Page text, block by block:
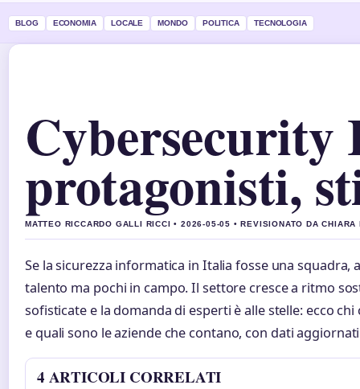
BLOG ECONOMIA LOCALE MONDO POLITICA TECNOLOGIA
protagonisti,
MATTEO RICCARDO GALLI RICCI • 2026-05-05 • REVISIONATO DA CHIARA
Se la sicurezza informatica in Italia fosse una
talento ma pochi in campo. Il settore cresce a ritmo
sofisticate e la domanda di esperti è alle stelle: ecco
e quali sono le aziende che contano, con dati
4 ARTICOLI CORRELATI